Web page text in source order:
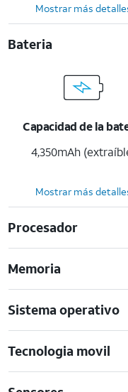
Mostrar más
Bateria
Capacidad de la
4,350mAh
Mostrar más
Procesador
Memoria
Sistema operativo
Tecnologia movil